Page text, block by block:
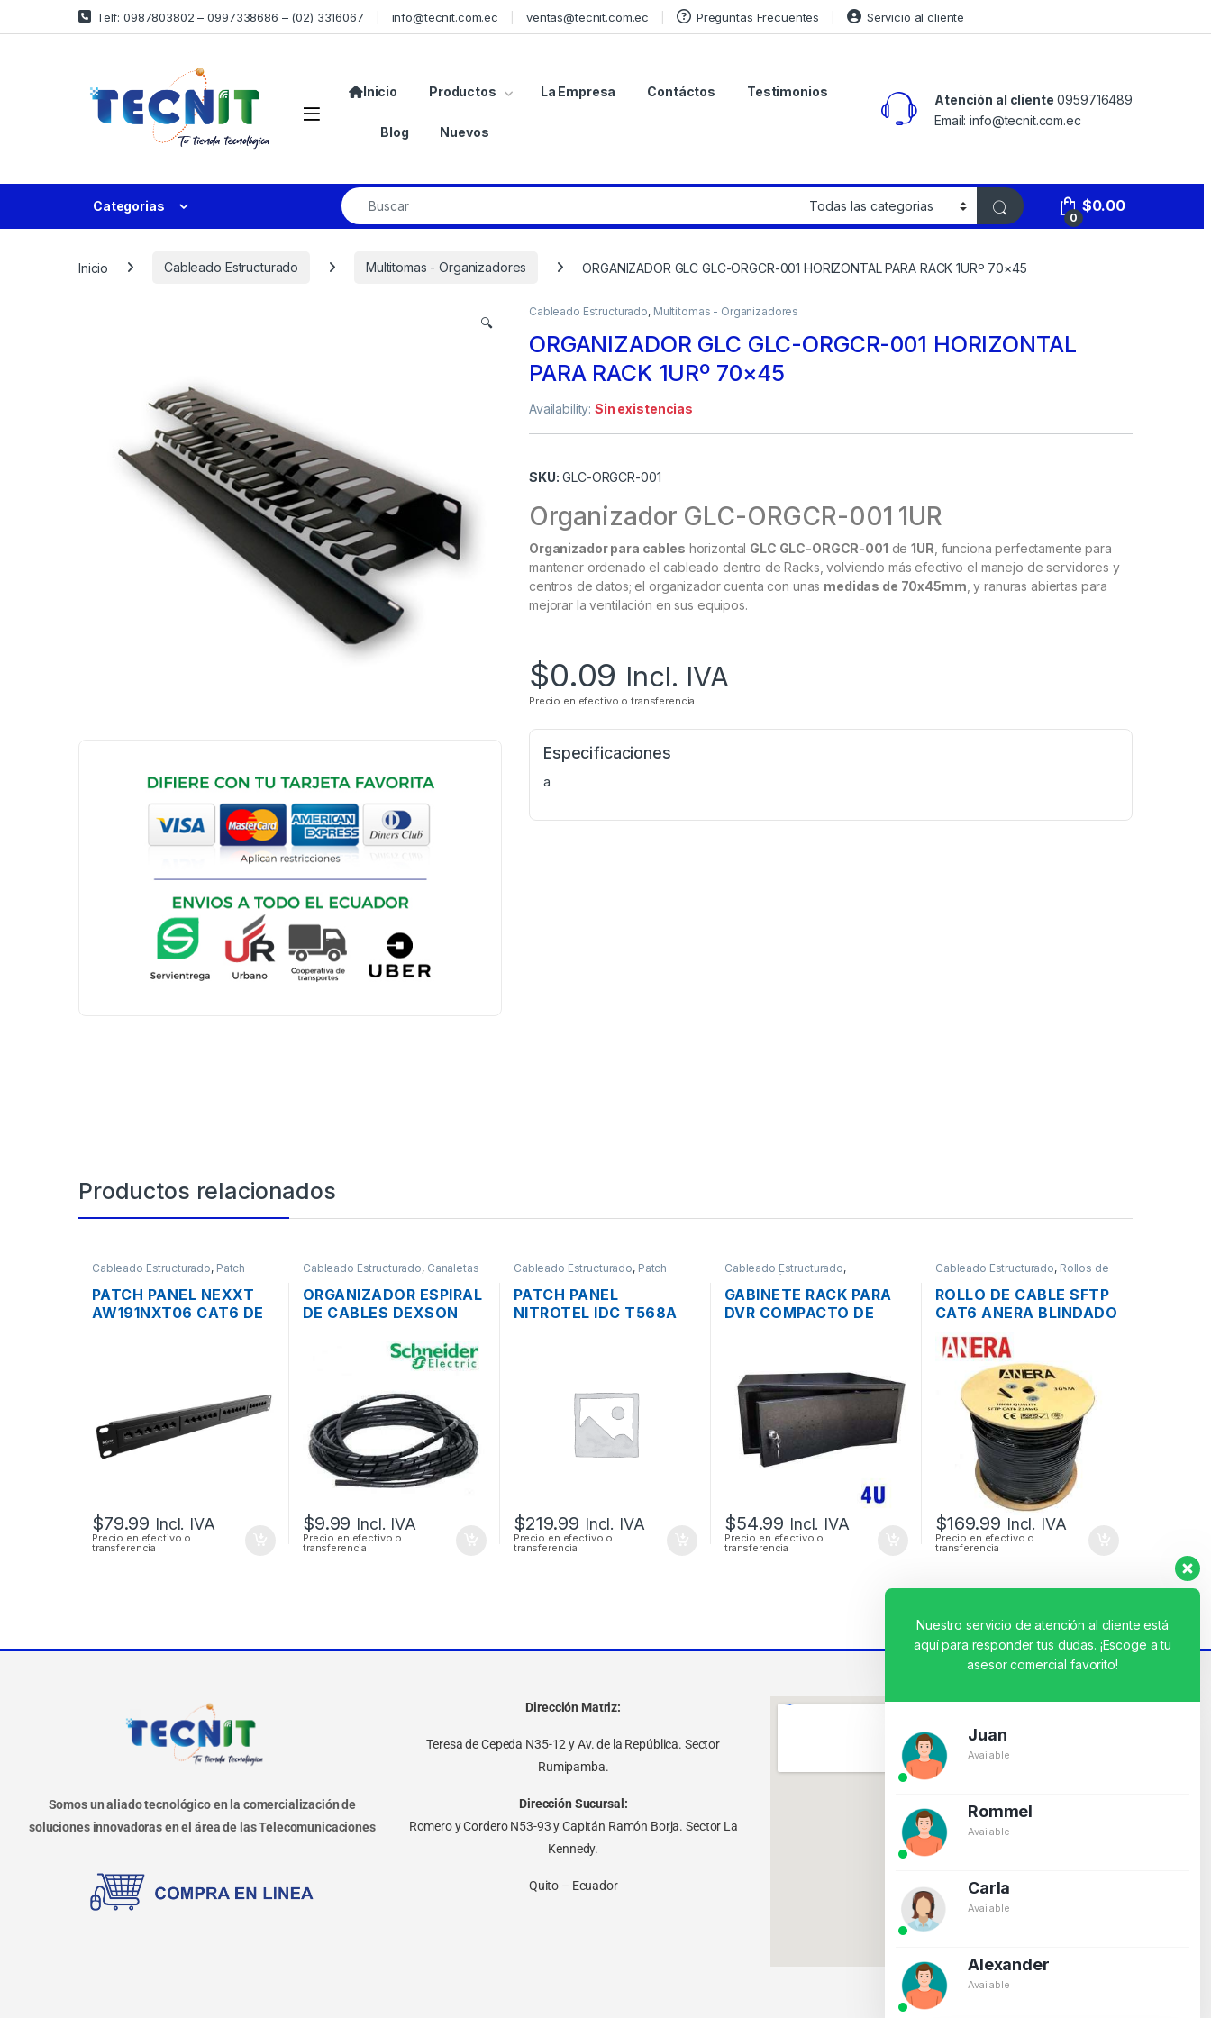
Telf: 0987803802 – 0997338686 – (02) 3316067 info@tecnit.com.ec ventas@tecnit.com.ec Preguntas Frecuentes Servicio al cliente
Inicio Productos La Empresa Contáctos Testimonios
Blog Nuevos
Atención al cliente 0959716489
Email: info@tecnit.com.ec
Categorias
0
$0.00
Inicio Cableado Estructurado Multitomas - Organizadores ORGANIZADOR GLC GLC-ORGCR-001 HORIZONTAL PARA RACK 1URº 70×45
🔍
Cableado Estructurado, Multitomas - Organizadores
ORGANIZADOR GLC GLC-ORGCR-001 HORIZONTAL
PARA RACK 1URº 70×45
Availability:Sin existencias
SKU: GLC-ORGCR-001
Organizador GLC-ORGCR-001 1UR
Organizador para cables horizontal GLC GLC-ORGCR-001 de1UR , funciona perfectamente para
mantener ordenado el cableado dentro de Racks, volviendo más efectivo el manejo de servidores y
centros de datos; el organizador cuenta con unas medidas de 70x45mm , y ranuras abiertas para
mejorar la ventilación en sus equipos.
$0.09 Incl. IVA
Precio en efectivo o transferencia
Especificaciones
a
Productos relacionados
Cableado Estructurado, Patch
PATCH PANEL NEXXT
AW191NXT06 CAT6 DE
$79.99 Incl. IVA
Precio en efectivo o
transferencia
Cableado Estructurado, Canaletas
ORGANIZADOR ESPIRAL
DE CABLES DEXSON
12MM 10 MTS.
$9.99 Incl. IVA
Precio en efectivo o
transferencia
Cableado Estructurado, Patch
PATCH PANEL
NITROTEL IDC T568A
$219.99 Incl. IVA
Precio en efectivo o
transferencia
Cableado Estructurado,
Metalmecánicos
GABINETE RACK PARA
DVR COMPACTO DE
$54.99 Incl. IVA
Precio en efectivo o
transferencia
Cableado Estructurado, Rollos de
ROLLO DE CABLE SFTP
CAT6 ANERA BLINDADO
$169.99 Incl. IVA
Precio en efectivo o
transferencia
Somos un aliado tecnológico en la comercialización de
soluciones innovadoras en el área de las Telecomunicaciones
Dirección Matriz:
Teresa de Cepeda N35-12 y Av. de la República. Sector
Rumipamba.
Dirección Sucursal:
Romero y Cordero N53-93 y Capitán Ramón Borja. Sector La
Kennedy.
Quito – Ecuador
Nuestro servicio de atención al cliente está
aquí para responder tus dudas. ¡Escoge a tu
asesor comercial favorito!
Juan
Available
Rommel
Available
Carla
Available
Alexander
Available